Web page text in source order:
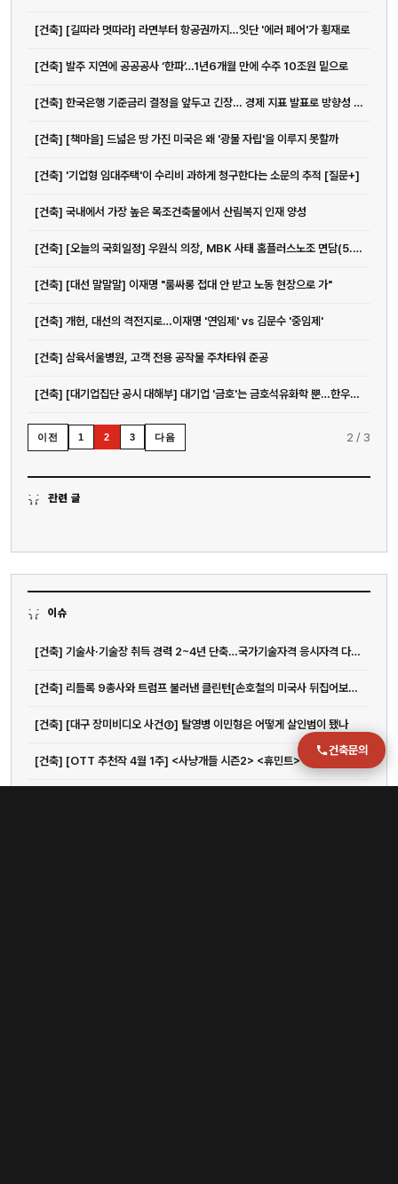
[건축] [길따라 멋따라] 라면부터 항공권까지…잇단 '에러 페어'가 횡재로
[건축] 발주 지연에 공공공사 ‘한파’…1년6개월 만에 수주 10조원 밑으로
[건축] 한국은행 기준금리 결정을 앞두고 긴장… 경제 지표 발표로 방향성 주목
[건축] [책마을] 드넓은 땅 가진 미국은 왜 '광물 자립'을 이루지 못할까
[건축] '기업형 임대주택'이 수리비 과하게 청구한다는 소문의 추적 [질문+]
[건축] 국내에서 가장 높은 목조건축물에서 산림복지 인재 양성
[건축] [오늘의 국회일정] 우원식 의장, MBK 사태 홈플러스노조 면담(5.22)
[건축] [대선 말말말] 이재명 "룸싸롱 접대 안 받고 노동 현장으로 가"
[건축] 개헌, 대선의 격전지로…이재명 '연임제' vs 김문수 '중임제'
[건축] 삼육서울병원, 고객 전용 공작물 주차타워 준공
[건축] [대기업집단 공시 대해부] 대기업 '금호'는 금호석유화학 뿐…한우물 전...
이전 1 2 3 다음 2 / 3
관련 글
이슈
[건축] 기술사·기술장 취득 경력 2~4년 단축…국가기술자격 응시자격 다양화 | 아주경제
[건축] 리틀록 9총사와 트럼프 불러낸 클린턴[손호철의 미국사 뒤집어보기](32)
[건축] [대구 장미비디오 사건③] 탈영병 이민형은 어떻게 살인범이 됐나
건축문의
전화
이메일
주소
부산 강서구 명지국제2로 41
POSCO 샤인오피스 306호